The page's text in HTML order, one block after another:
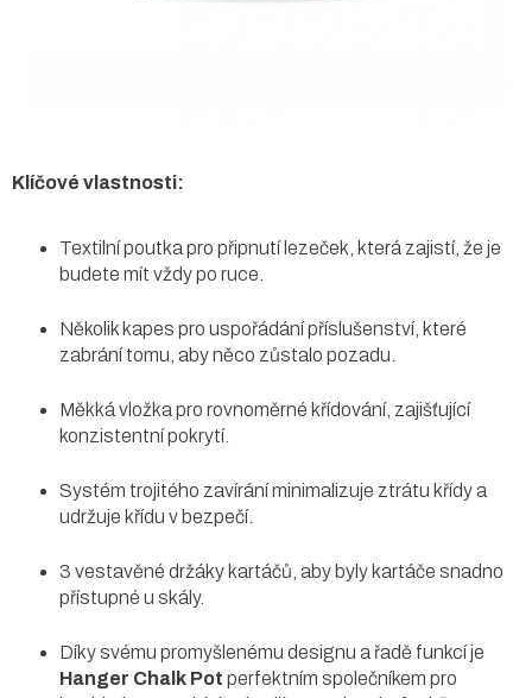
Klíčové vlastnosti:
Textilní poutka pro připnutí lezeček, která zajistí, že je
budete mít vždy po ruce.
Několik kapes pro uspořádání příslušenství, které
zabrání tomu, aby něco zůstalo pozadu.
Měkká vložka pro rovnoměrné křídování, zajišťující
konzistentní pokrytí.
Systém trojitého zavírání minimalizuje ztrátu křídy a
udržuje křídu v bezpečí.
3 vestavěné držáky kartáčů, aby byly kartáče snadno
přístupné u skály.
Díky svému promyšlenému designu a řadě funkcí je
Hanger Chalk Pot perfektním společníkem pro